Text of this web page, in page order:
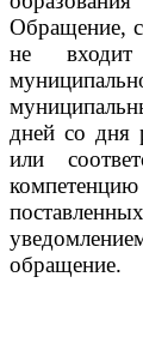
Обращение,
не входит
дней со дня
или
обращение.